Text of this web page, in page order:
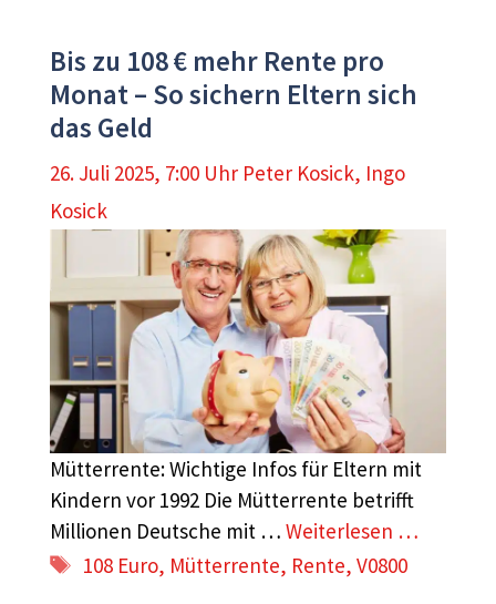
Bis zu 108 € mehr Rente pro
Monat – So sichern Eltern sich
das Geld
26. Juli 2025, 7:00 Uhr Peter Kosick, Ingo
Kosick
Mütterrente: Wichtige Infos für Eltern mit
Kindern vor 1992 Die Mütterrente betrifft
Millionen Deutsche mit … Weiterlesen …
Schlagwörter
108 Euro, Mütterrente, Rente,V0800